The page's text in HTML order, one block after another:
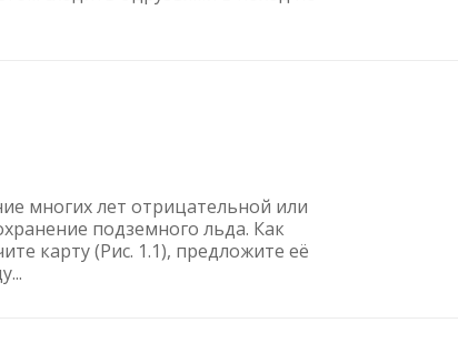
многих лет отрицательной или
подземного льда. Как
карту (Рис. 1.1), предложите её